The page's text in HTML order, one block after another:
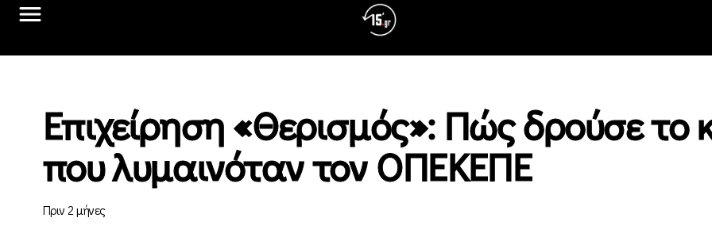
Επιχείρηση «Θερισμός»: Πώς δρούσε το
που λυμαινόταν τον ΟΠΕΚΕΠΕ
Πριν 2 μήνες